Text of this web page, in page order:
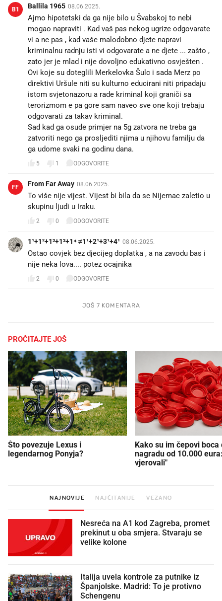
B1 Ballila 1965 08.06.2025.
Ajmo hipotetski da ga nije bilo u Švabskoj to nebi
mogao napraviti . Kad vaš pas nekog ugrize odgovarate
vi a ne pas , kad vaše malodobno djete napravi
kriminalnu radnju isti vi odgovarate a ne djete ... zašto ,
zato jer je mlad i nije dovoljno edukativno osvješten .
Ovi koje su doteglili Merkelovka Šulc i sada Merz po
direktivi Uršule niti su kulturno educirani niti pripadaju
istom svjetonazoru a rade kriminal koji graniči sa
terorizmom e pa gore sam naveo sve one koji trebaju
odgovarati za takav kriminal.
Sad kad ga osude primjer na 5g zatvora ne treba ga
zatvoriti nego ga prosljediti njima u njihovu familju da
ga udome svaki na godinu dana.
5 1 ODGOVORITE
FF From Far Away 08.06.2025.
To više nije vijest. Vijest bi bila da se Nijemac zaletio u
skupinu ljudi u Iraku.
2 0 ODGOVORITE
1¹+1²+1³+1³+1⁴ ≠1¹+2¹+3¹+4¹ 08.06.2025.
Ostao covjek bez djecijeg doplatka , a na zavodu bas i
nije neka lova.... potez ocajnika 😳🤣
2 0 ODGOVORITE
JOŠ 7 KOMENTARA
PROČITAJTE JOŠ
Što povezuje Lexus i
legendarnog Ponyja?
Kako su im čepovi boca
nagradu od 10.000
vjerovali"
NAJNOVIJE NAJČITANIJE VEZANO
Nesreća na A1 kod Zagreba, promet
prekinut u oba smjera. Stvaraju se
velike kolone
Italija uvela kontrole za putnike iz
Španjolske. Madrid: To je protivno
Schengenu